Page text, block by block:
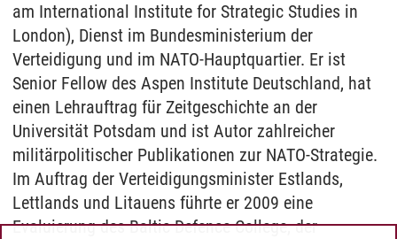
am International Institute for Strategic Studies in
London), Dienst im Bundesministerium der
Verteidigung und im NATO-Hauptquartier. Er ist
Senior Fellow des Aspen Institute Deutschland, hat
einen Lehrauftrag für Zeitgeschichte an der
Universität Potsdam und ist Autor zahlreicher
militärpolitischer Publikationen zur NATO-Strategie.
Im Auftrag der Verteidigungsminister Estlands,
Lettlands und Litauens führte er 2009 eine
Evaluierung des Baltic Defence College, der